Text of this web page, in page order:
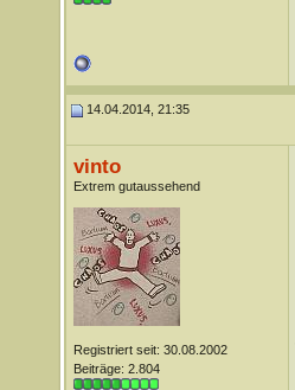
14.04.2014, 21:35
vinto
Extrem gutaussehend
Registriert seit: 30.08.2002
Beiträge: 2.804